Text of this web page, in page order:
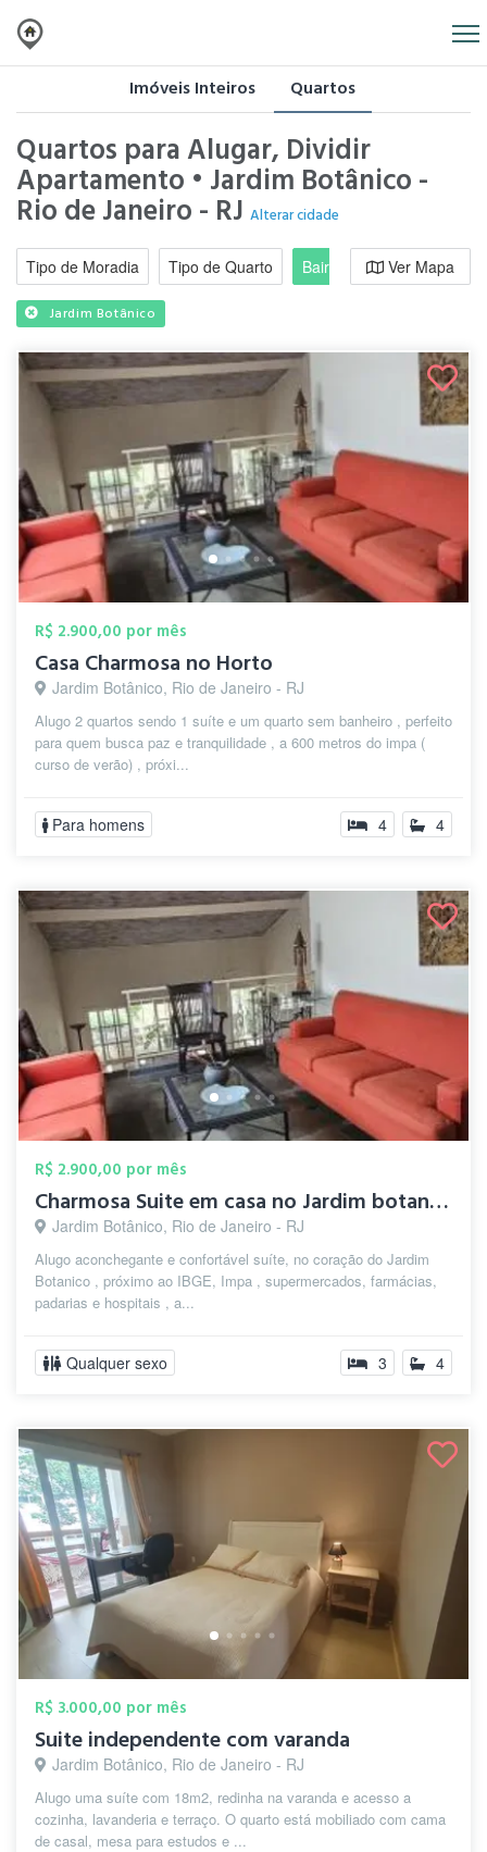
Imóveis Inteiros Quartos
Quartos para Alugar, Dividir
Apartamento • Jardim Botânico -
Rio de Janeiro - RJ Alterar cidade
Tipo de Moradia Tipo de Quarto Bairro / RegiãoVer Mapa
Jardim Botânico
R$ 2.900,00 por mês
Casa Charmosa no Horto
Jardim Botânico, Rio de Janeiro - RJ
Alugo 2 quartos sendo 1 suíte e um quarto sem banheiro , perfeito
para quem busca paz e tranquilidade , a 600 metros do impa (
curso de verão) , próxi...
Para homens 4 4
R$ 2.900,00 por mês
Charmosa Suite em casa no Jardim botanic...
Jardim Botânico, Rio de Janeiro - RJ
Alugo aconchegante e confortável suíte, no coração do Jardim
Botanico , próximo ao IBGE, Impa , supermercados, farmácias,
padarias e hospitais , a...
Qualquer sexo 3 4
R$ 3.000,00 por mês
Suite independente com varanda
Jardim Botânico, Rio de Janeiro - RJ
Alugo uma suíte com 18m2, redinha na varanda e acesso a
cozinha, lavanderia e terraço. O quarto está mobiliado com cama
de casal, mesa para estudos e ...